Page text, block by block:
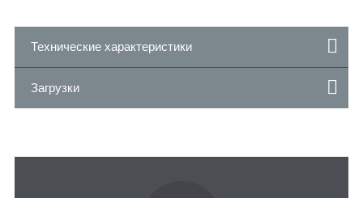
Технические характеристики
Загрузки